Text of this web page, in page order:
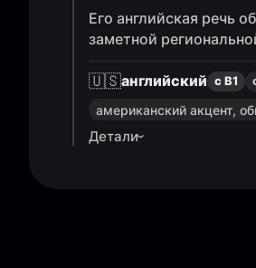
Его английская речь
заметной
🇺🇸английский с B1
американский акцент,
Детали